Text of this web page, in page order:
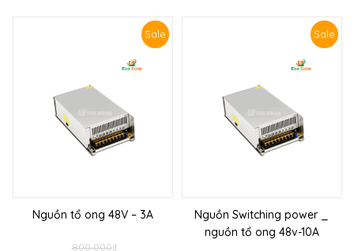
Sale
Nguồn tổ ong 48V – 3A
₫
800.000
Sale
Nguồn Switching power _
nguồn tổ ong 48v-10A